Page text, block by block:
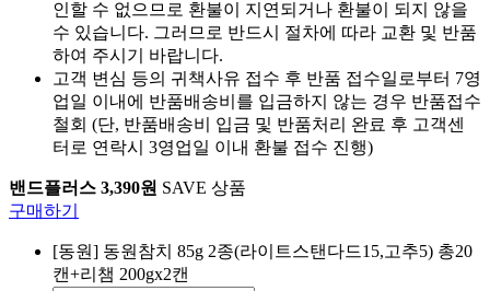
인할 수 없으므로 환불이 지연되거나 환불이 되지 않을
수 있습니다. 그러므로 반드시 절차에 따라 교환 및 반품
하여 주시기 바랍니다.
고객 변심 등의 귀책사유 접수 후 반품 접수일로부터 7영
업일 이내에 반품배송비를 입금하지 않는 경우 반품접수
철회 (단, 반품배송비 입금 및 반품처리 완료 후 고객센
터로 연락시 3영업일 이내 환불 접수 진행)
밴드플러스 3,390원 SAVE 상품
구매하기
[동원] 동원참치 85g 2종(라이트스탠다드15,고추5) 총20
캔+리챔 200gx2캔